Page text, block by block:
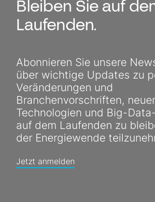
Bleiben Sie auf
Laufenden.
Abonnieren Sie unsere
über wichtige Updates zu
Veränderungen und
Branchenvorschriften,
Technologien und Big-
auf dem Laufenden zu
der Energiewende
Jetzt anmelden